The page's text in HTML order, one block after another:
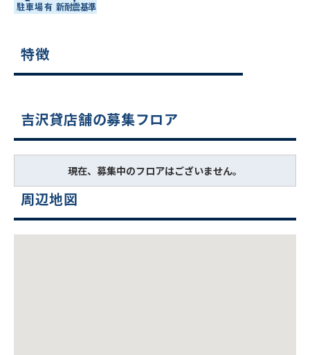
特徴
吉沢貸店舗の募集フロア
現在、募集中のフロアはございません。
周辺地図